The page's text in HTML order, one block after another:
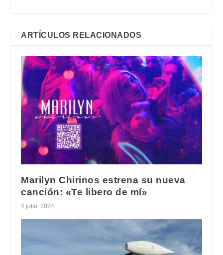
ARTÍCULOS RELACIONADOS
Marilyn Chirinos estrena su nueva
canción: «Te libero de mí»
4 julio, 2024